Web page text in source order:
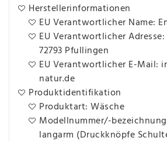
Herstellerinformationen
EU Verantwortlicher Name:
EU Verantwortlicher
72793 Pfullingen
EU Verantwortlicher E-Mail:
natur.de
Produktidentifikation
Produktart: Wäsche
Modellnummer/-
langarm (Druckknöpfe